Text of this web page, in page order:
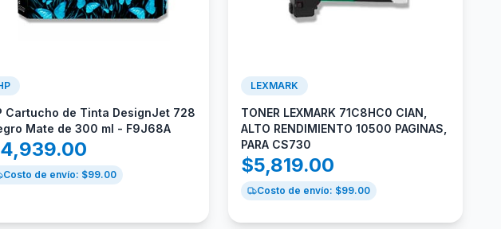
Cartucho de Tinta DesignJet 728
Mate de 300 ml - F9J68A
4,939.00
Costo de envío: $99.00
LEXMARK
TONER LEXMARK 71C8HC0 CIAN,
ALTO RENDIMIENTO 10500 PAGINAS,
PARA CS730
$5,819.00
Costo de envío: $99.00